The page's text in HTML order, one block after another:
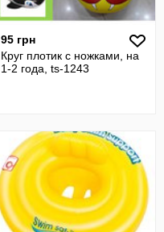
95 грн
Круг плотик с ножками, на
1-2 года, ts-1243